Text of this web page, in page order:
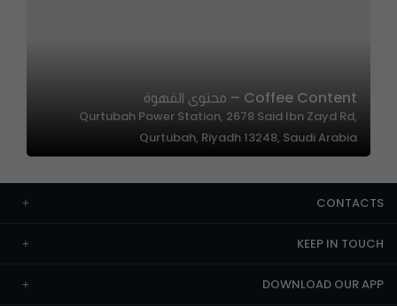
Coffee Content – محتوى القهوة
Qurtubah Power Station, 2678 Said Ibn Zayd Rd,
Qurtubah, Riyadh 13248, Saudi Arabia
CONTACTS
KEEP IN TOUCH
DOWNLOAD OUR APP